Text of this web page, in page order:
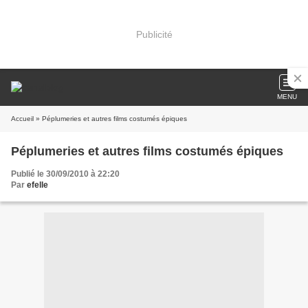
Publicité
MENU
Accueil » Péplumeries et autres films costumés épiques
Péplumeries et autres films costumés épiques
Publié le 30/09/2010 à 22:20
Par efelle